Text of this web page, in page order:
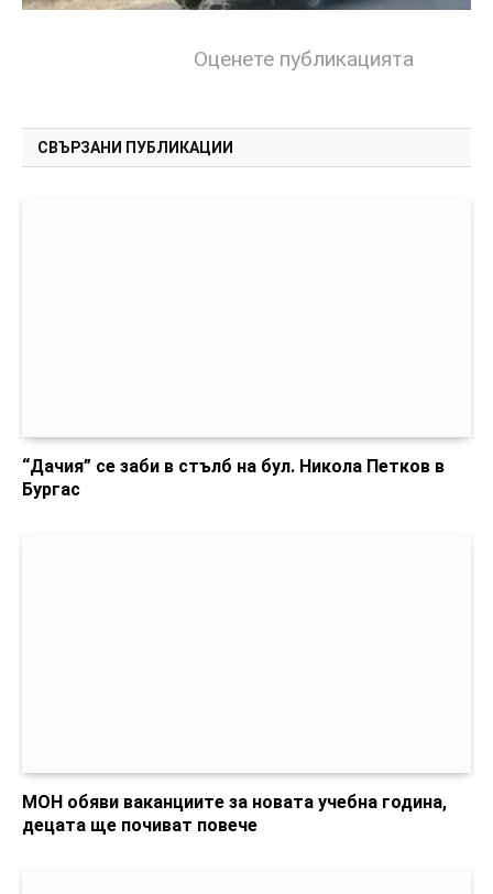
Оценете публикацията
СВЪРЗАНИ ПУБЛИКАЦИИ
“Дачия” се заби в стълб на бул. Никола Петков в
Бургас
МОН обяви ваканциите за новата учебна година,
децата ще почиват повече